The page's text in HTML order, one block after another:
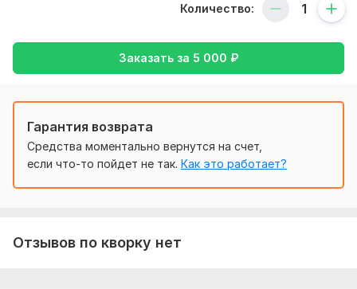
3. Доступ к метрику, если привязан к другому аккаунту
4. Регион показа РК
5. Время показа, данные для визитки (название
организацию или магазина, контакты, адреса )
6. Ваши пожелания (по ключям и креативам)
7. Ваши УТП, если есть
Ретаргетинг
Количество:
Заказать за 5 000 ₽
Гарантия возврата
Средства моментально вернутся на счет,
если что-то пойдет не так. Как это работает?
Отзывов по кворку нет